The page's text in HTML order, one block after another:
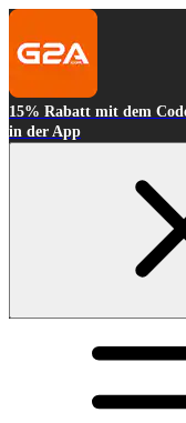
15% Rabatt mit dem
in der App